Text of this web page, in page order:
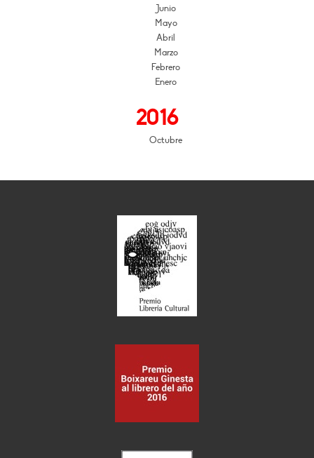
Junio
Mayo
Abril
Marzo
Febrero
Enero
2016
Octubre